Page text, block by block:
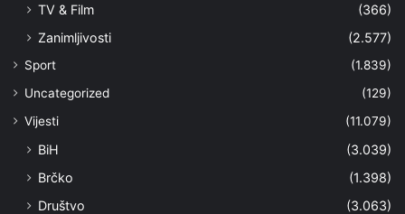
TV & Film
(366)
Zanimljivosti
(2.577)
Sport
(1.839)
Uncategorized
(129)
Vijesti
(11.079)
BiH
(3.039)
Brčko
(1.398)
Društvo
(3.063)